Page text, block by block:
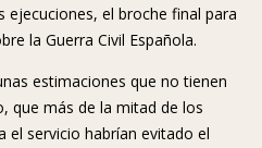
el broche final para
la Guerra Civil Española.
estimaciones que no tienen
que más de la mitad de los
el servicio habrían evitado el